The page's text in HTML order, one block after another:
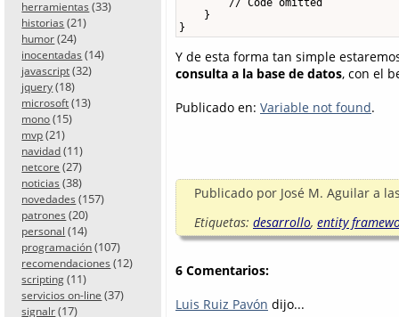
herramientas (33)
historias (21)
humor (24)
inocentadas (14)
javascript (32)
jquery (18)
microsoft (13)
mono (15)
mvp (21)
navidad (11)
netcore (27)
noticias (38)
novedades (157)
patrones (20)
personal (14)
programación (107)
recomendaciones (12)
scripting (11)
servicios on-line (37)
signalr (17)
        // Code omitted
    }
}
Y de esta forma tan simple
consulta a la base de datos, con el
Publicado en: Variable not found.
Publicado por José M. Aguilar a
Etiquetas: desarrollo, entity
6 Comentarios:
Luis Ruiz Pavón dijo...